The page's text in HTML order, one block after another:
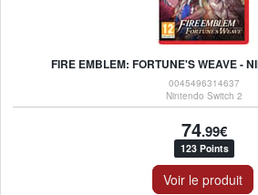
FIRE EMBLEM: FORTUNE'S WEAVE -
0045496314637
Nintendo Switch 2
74.99€
123 Points
Voir le produit